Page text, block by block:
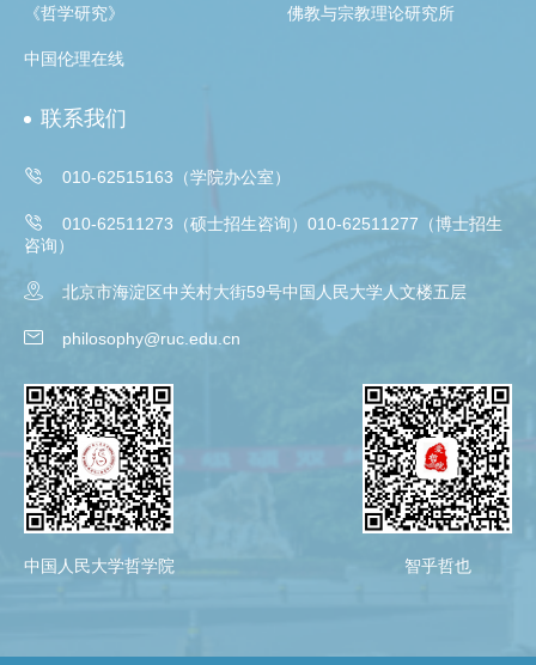
《哲学研究》 佛教与宗教理论研究所
中国伦理在线
联系我们
 010-62515163（学院办公室）

010-62511273（硕士招生咨询）010-62511277（博士招生
咨询）
 北京市海淀区中关村大街59号中国人民大学人文楼五层
 philosophy@ruc.edu.cn
中国人民大学哲学院 智乎哲也